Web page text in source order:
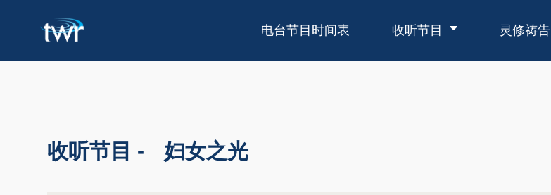
电台节目时间表 收听节目 灵修祷告
收听节目 - 妇女之光